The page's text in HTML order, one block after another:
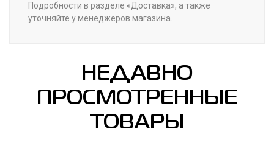
Подробности в разделе «Доставка», а также
уточняйте у менеджеров магазина.
НЕДАВНО
ПРОСМОТРЕННЫЕ
ТОВАРЫ